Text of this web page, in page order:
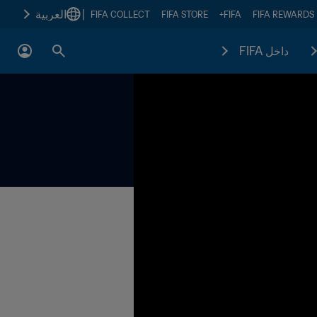
FIFA REWARDS
FIFA+
FIFA STORE
FIFA COLLECT العربية
داخل FIFA